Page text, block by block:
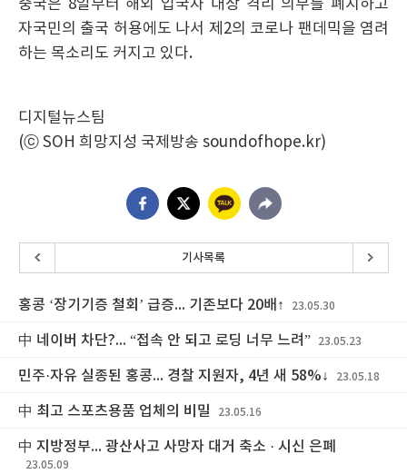
중국은 8일부터 해외 입국자 대상 격리 의무를 폐지하고
자국민의 출국 허용에도 나서 제2의 코로나 팬데믹을 염려
하는 목소리도 커지고 있다.
디지털뉴스팀
(ⓒ SOH 희망지성 국제방송 soundofhope.kr)
기사목록
홍콩 ‘장기기증 철회’ 급증... 기존보다 20배↑ 23.05.30
中 네이버 차단?... “접속 안 되고 로딩 너무 느려” 23.05.23
민주·자유 실종된 홍콩... 경찰 지원자, 4년 새 58%↓ 23.05.18
中 최고 스포츠용품 업체의 비밀 23.05.16
中 지방정부... 광산사고 사망자 대거 축소 · 시신 은폐
23.05.09